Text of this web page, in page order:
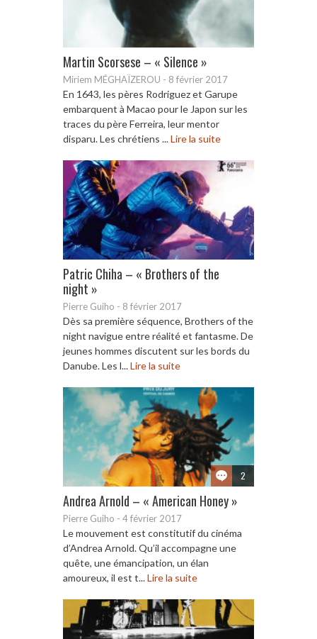
Martin Scorsese – « Silence »
Miriem MÉGHAÏZEROU - 8 février 2017
En 1643, les pères Rodriguez et Garupe
embarquent à Macao pour le Japon sur les
traces du père Ferreira, leur mentor
disparu. Les chrétiens ...Lire la suite
Patric Chiha – « Brothers of the
night »
Pierre Guiho - 8 février 2017
Dès sa première séquence, Brothers of the
night navigue entre réalité et fantasme. De
jeunes hommes discutent sur les bords du
Danube. Les l...Lire la suite
2
Andrea Arnold – « American Honey »
Pierre Guiho - 4 février 2017
Le mouvement est constitutif du cinéma
d’Andrea Arnold. Qu’il accompagne une
quête, une émancipation, un élan
amoureux, il est t...Lire la suite